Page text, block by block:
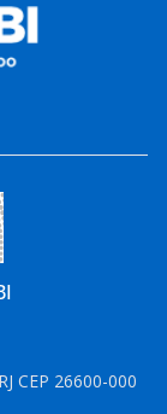
CEP 26600-000